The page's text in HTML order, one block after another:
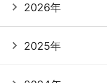
2026年
2025年